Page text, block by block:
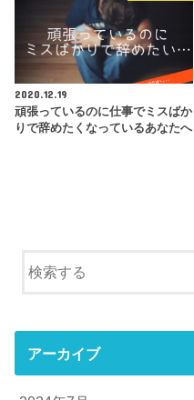
2020.12.19
頑張っているのに仕事でミスばか
りで辞めたくなっているあなたへ
アーカイブ